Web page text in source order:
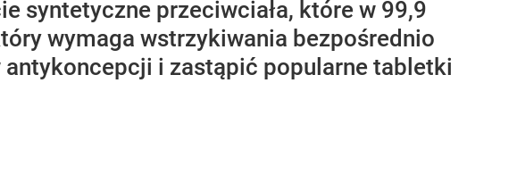
syntetyczne przeciwciała, które w 99,9
wymaga wstrzykiwania bezpośrednio
antykoncepcji i zastąpić popularne tabletki